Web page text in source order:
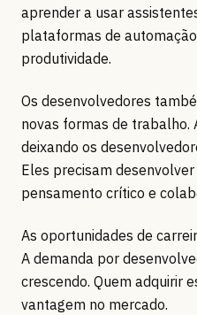
aprender a usar
plataformas de
produtividade.
Os desenvolvedores
novas formas de trabalho.
deixando os
Eles precisam
pensamento crítico e
As oportunidades de
A demanda por
crescendo. Quem adquirir
vantagem no mercado.